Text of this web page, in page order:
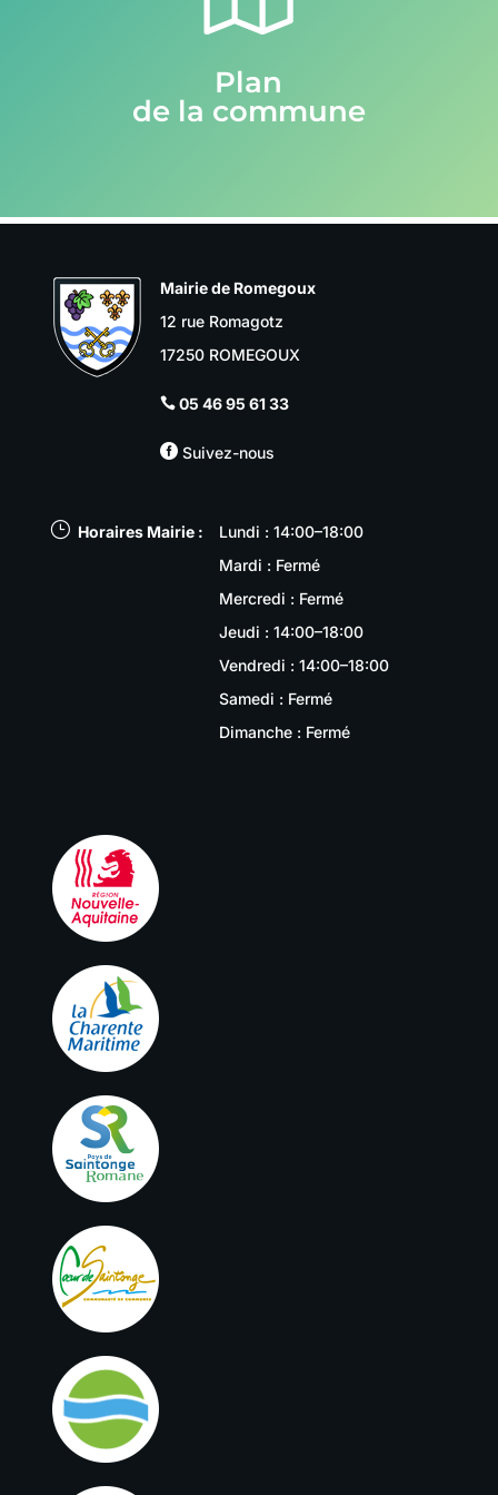
Plan
de la commune
Mairie de Romegoux
12 rue Romagotz
17250 ROMEGOUX
 05 46 95 61 33
Suivez-nous
} Horaires Mairie :
Lundi : 14:00–18:00
Mardi : Fermé
Mercredi : Fermé
Jeudi : 14:00–18:00
Vendredi : 14:00–18:00
Samedi : Fermé
Dimanche : Fermé